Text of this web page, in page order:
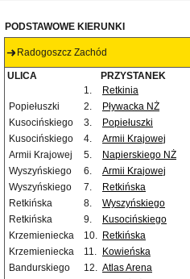
PODSTAWOWE KIERUNKI
Radogoszcz Zachód
ULICA PRZYSTANEK
1.
Retkinia
Popiełuszki
2. Pływacka NŻ
Kusocińskiego
3. Popiełuszki
Kusocińskiego
4. Armii Krajowej
Armii Krajowej
5. Napierskiego NŻ
Wyszyńskiego
6. Armii Krajowej
Wyszyńskiego
7. Retkińska
Retkińska
8. Wyszyńskiego
Retkińska
9. Kusocińskiego
Krzemieniecka
10. Retkińska
Krzemieniecka
11. Kowieńska
Bandurskiego
12. Atlas Arena